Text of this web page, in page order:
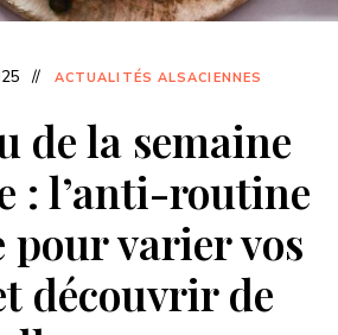
ACTUALITÉS ALSACIENNES
de la semaine
: l’anti-routine
varier vos
découvrir de